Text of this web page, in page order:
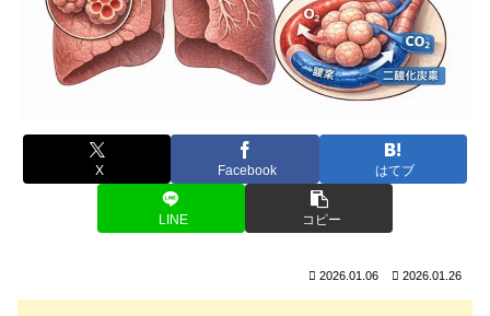
X Facebook はてブ
LINE コピー
2026.01.06 2026.01.26